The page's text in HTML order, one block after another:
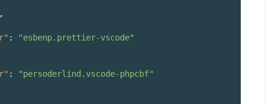
:
"esbenp.prettier-vscode"
:
"persoderlind.vscode-phpcbf"